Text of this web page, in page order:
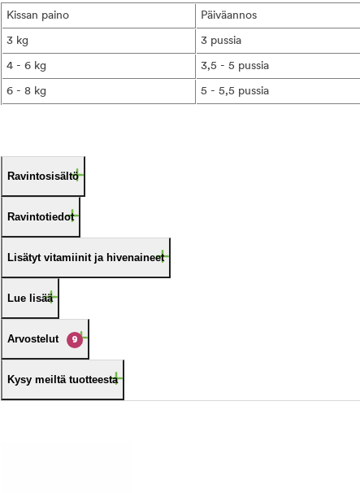
Kissan paino Päiväannos
3 kg 3 pussia
4 - 6 kg 3,5 - 5 pussia
6 - 8 kg 5 - 5,5 pussia
Ravintosisältö
Ravintotiedot
Lisätyt vitamiinit ja hivenaineet
Lue lisää
Arvostelut 9
Kysy meiltä tuotteesta